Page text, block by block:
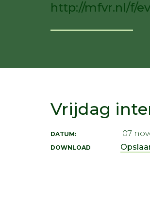
http://mfvr.nl/f/
Vrijdag
DATUM: 07
DOWNLOAD